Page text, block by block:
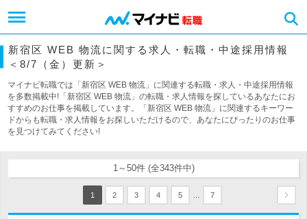
新宿区 WEB 物流に関する求人・転職・中途採用情報
＜8/7（金）更新＞
マイナビ転職では「新宿区 WEB 物流」に関連する転職・求人・中途採用情報
を多数掲載中!「新宿区 WEB 物流」の転職・求人情報を探しているあなたにお
すすめのお仕事を掲載しています。「新宿区 WEB 物流」に関連するキーワー
ドからも転職・求人情報をお探しいただけるので、あなたにぴったりのお仕事
を見つけてみてください!
1～50件 (全343件中)
1 2 3 4 5 7